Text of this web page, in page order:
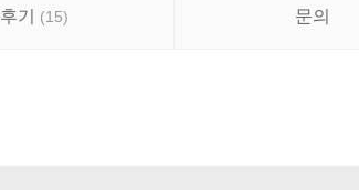
후기 (15) 문의